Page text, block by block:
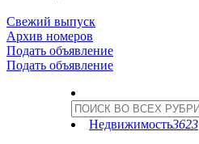
Свежий выпуск
Архив номеров
Подать объявление
Подать объявление
Недвижимость3623